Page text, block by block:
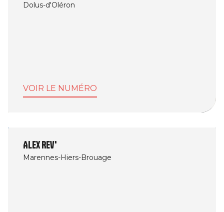
Dolus-d'Oléron
VOIR LE NUMÉRO
Alex Rev'
Marennes-Hiers-Brouage